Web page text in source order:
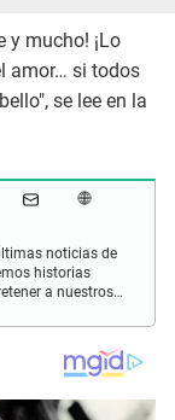
y mucho! ¡Lo
amor… si todos
se lee en la
noticias de
historias
a nuestros